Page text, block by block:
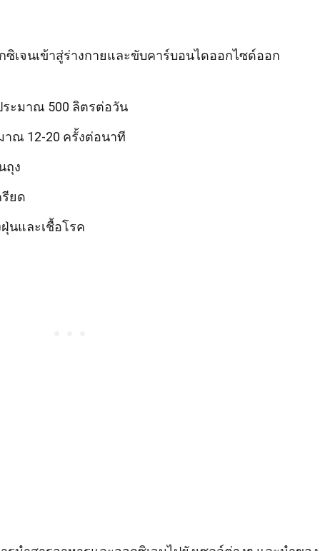
เจนเข้าสู่ร่างกายและขับคาร์บอนไดออกไซด์ออก
ะมาณ 500 ลิตรต่อวัน
าณ 12-20 ครั้งต่อนาที
ถุง
ยด
นและเชื้อโรค